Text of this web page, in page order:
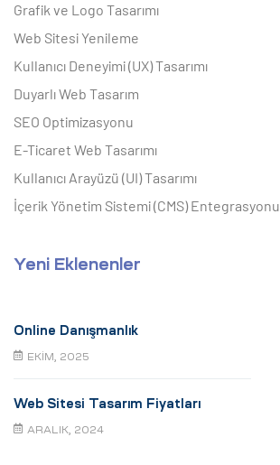
Grafik ve Logo Tasarımı
Web Sitesi Yenileme
Kullanıcı Deneyimi (UX) Tasarımı
Duyarlı Web Tasarım
SEO Optimizasyonu
E-Ticaret Web Tasarımı
Kullanıcı Arayüzü (UI) Tasarımı
İçerik Yönetim Sistemi (CMS) Entegrasyonu
Yeni Eklenenler
Online Danışmanlık
EKIM, 2025
Web Sitesi Tasarım Fiyatları
ARALIK, 2024